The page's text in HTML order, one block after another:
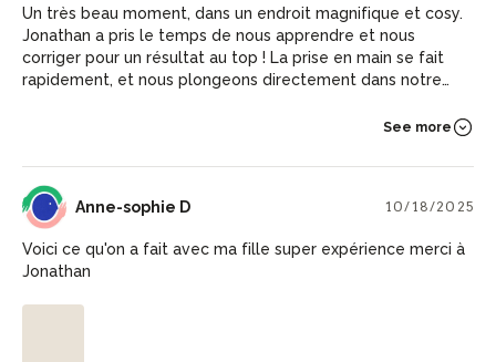
Un très beau moment, dans un endroit magnifique et cosy.
Jonathan a pris le temps de nous apprendre et nous
corriger pour un résultat au top ! La prise en main se fait
rapidement, et nous plongeons directement dans notre
See more
AD Anne-sophie D 10/18/2025
Voici ce qu'on a fait avec ma fille super expérience merci à
Jonathan